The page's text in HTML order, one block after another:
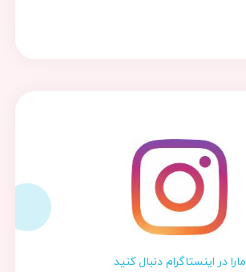
مارا در اینستاگرام دنبال کنید